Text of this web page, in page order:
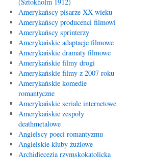
Amerykańscy pisarze XX wieku
Amerykańscy producenci filmowi
Amerykańscy sprinterzy
Amerykańskie adaptacje filmowe
Amerykańskie dramaty filmowe
Amerykańskie filmy drogi
Amerykańskie filmy z 2007 roku
Amerykańskie komedie
romantyczne
Amerykańskie seriale internetowe
Amerykańskie zespoły
deathmetalowe
Angielscy poeci romantyzmu
Angielskie kluby żużlowe
Archidiecezja rzymskokatolicka